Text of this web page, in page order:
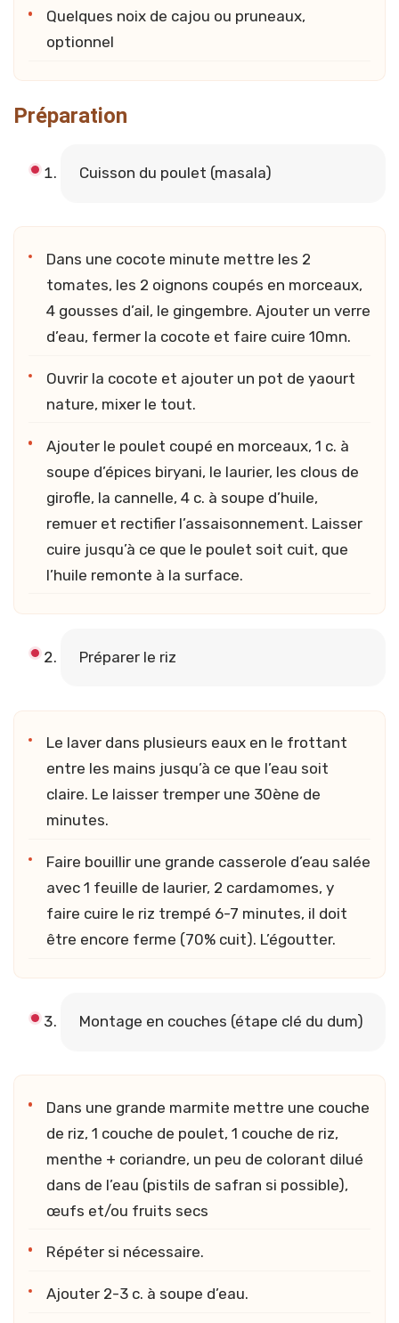
Quelques noix de cajou ou pruneaux,
optionnel
Préparation
Cuisson du poulet (masala)
Dans une cocote minute mettre les 2
tomates, les 2 oignons coupés en morceaux,
4 gousses d’ail, le gingembre. Ajouter un verre
d’eau, fermer la cocote et faire cuire 10mn.
Ouvrir la cocote et ajouter un pot de yaourt
nature, mixer le tout.
Ajouter le poulet coupé en morceaux, 1 c. à
soupe d’épices biryani, le laurier, les clous de
girofle, la cannelle, 4 c. à soupe d’huile,
remuer et rectifier l’assaisonnement. Laisser
cuire jusqu’à ce que le poulet soit cuit, que
l’huile remonte à la surface.
Préparer le riz
Le laver dans plusieurs eaux en le frottant
entre les mains jusqu’à ce que l’eau soit
claire. Le laisser tremper une 30ène de
minutes.
Faire bouillir une grande casserole d’eau salée
avec 1 feuille de laurier, 2 cardamomes, y
faire cuire le riz trempé 6-7 minutes, il doit
être encore ferme (70% cuit). L’égoutter.
Montage en couches (étape clé du dum)
Dans une grande marmite mettre une couche
de riz, 1 couche de poulet, 1 couche de riz,
menthe + coriandre, un peu de colorant dilué
dans de l’eau (pistils de safran si possible),
œufs et/ou fruits secs
Répéter si nécessaire.
Ajouter 2-3 c. à soupe d’eau.